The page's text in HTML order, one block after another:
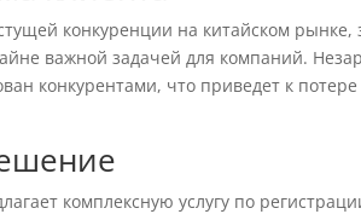
конкуренции на китайском рынке,
важной задачей для компаний.
конкурентами, что приведет к
комплексную услугу по